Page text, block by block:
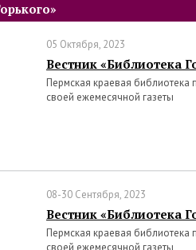
05 Октября, 2023
Вестник «Библиотека
Пермская краевая
своей ежемесячной газеты
08-30 Сентября, 2023
Вестник «Библиотека
Пермская краевая
своей ежемесячной газеты